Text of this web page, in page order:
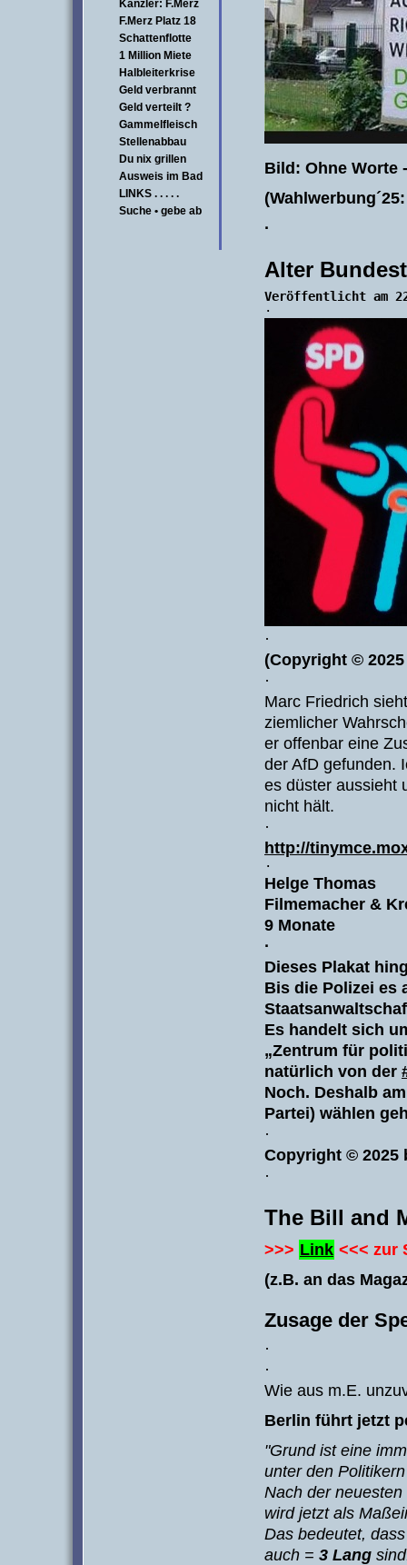
Kanzler: F.Merz
F.Merz Platz 18
Schattenflotte
1 Million Miete
Halbleiterkrise
Geld verbrannt
Geld verteilt ?
Gammelfleisch
Stellenabbau
Du nix grillen
Ausweis im Bad
LINKS . . . . .
Suche • gebe ab
Bild: Ohne Worte
·
Alter
Veröffentlicht am
·
·
(Copyright ©
·
Marc Friedrich
ziemlicher
er offenbar eine
der AfD gefunden.
es düster aussieht
nicht hält.
·
http://
·
Helge Thomas
Filmemacher &
9 Monate
·
Dieses Plakat
Bis die Polizei es
Es handelt sich
„Zentrum für
natürlich von der
Noch. Deshalb
Partei) wählen
·
Copyright © 2025
·
The Bill and
>>> Link <<< zur
(z.B. an das
Zusage der
·
·
Wie aus m.E.
Berlin führt jetzt
"Grund ist eine
unter den
Nach der
wird jetzt als
Das bedeutet,
auch = 3 Lang